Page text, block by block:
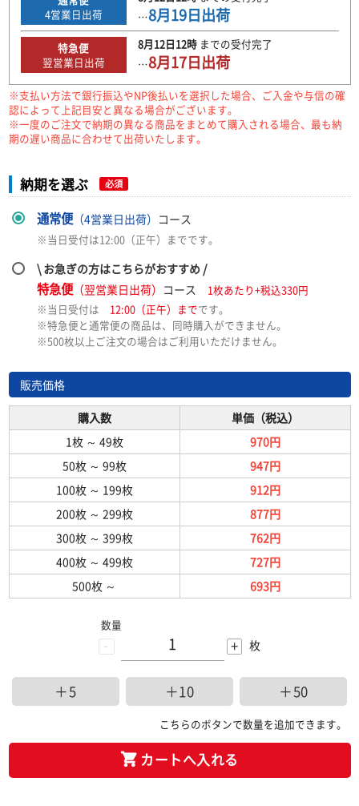
4営業日出荷
…8月19日出荷
特急便
翌営業日出荷
8月12日12時までの受付完了
…8月17日出荷
※支払い方法で銀行振込やNP後払いを選択した場合、ご入金や与信の確
認によって上記目安と異なる場合がございます。
※一度のご注文で納期の異なる商品をまとめて購入される場合、最も納
期の遅い商品に合わせて出荷いたします。
納期を選ぶ 必須
通常便（4営業日出荷） コース
※当日受付は12:00（正午）までです。
\ お急ぎの方はこちらがおすすめ /
特急便（翌営業日出荷） コース
1枚あたり+税込330円
※当日受付は 12:00（正午）までです。
※特急便と通常便の商品は、同時購入ができません。
※500枚以上ご注文の場合はご利用いただけません。
販売価格
購入数
単価（税込）
1枚 ～ 49枚
970円
50枚 ～ 99枚
947円
100枚 ～ 199枚
912円
200枚 ～ 299枚
877円
300枚 ～ 399枚
762円
400枚 ～ 499枚
727円
500枚 ～ 693円
-
数量
+ 枚
＋5 ＋10 ＋50
こちらのボタンで数量を追加できます。
カートへ入れる